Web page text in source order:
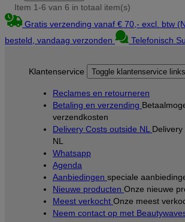
Item 1-6 van 6 in totaal item(s)
Gratis verzending vanaf € 70,- excl. btw
besteld, vandaag verzonden
Telefonisch
Klantenservice Toggle klantenservice links
Reclames en retourneren
Betaling en verzending
verzendkosten
Delivery Costs outside NL Delivery
NL
Whatsapp
Agenda
Aanbiedingen speciale
Nieuwe producten Onze nieuwe
Meest verkocht Onze meest
Neem contact op met